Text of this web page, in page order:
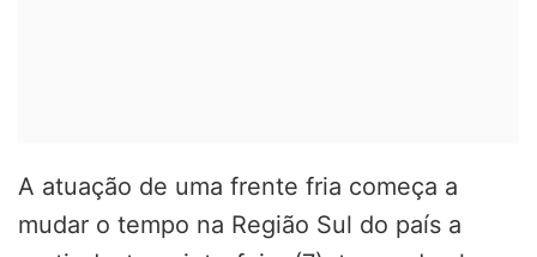
A atuação de uma frente fria começa a
mudar o tempo na Região Sul do país a